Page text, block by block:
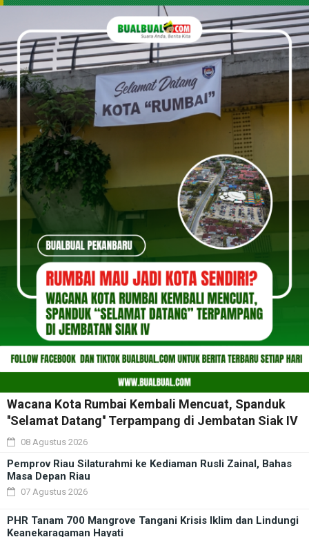
Wacana Kota Rumbai Kembali Mencuat, Spanduk
''Selamat Datang'' Terpampang di Jembatan Siak IV
08 Agustus 2026
Pemprov Riau Silaturahmi ke Kediaman Rusli Zainal, Bahas
Masa Depan Riau
07 Agustus 2026
PHR Tanam 700 Mangrove Tangani Krisis Iklim dan Lindungi
Keanekaragaman Hayati